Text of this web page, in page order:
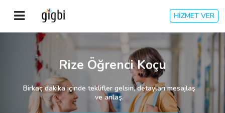
HİZMET VER
Anasayfa
Giriş Yap
Kayıt Ol
Rize Öğrenci Koçu
Birkaç dakika içinde teklifler gelsin, detayları mesajlaş
ve anlaş.